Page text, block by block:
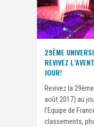
29ÈME
REVIVEZ
JOUR!
Revivez la
août 2017) au
l'Equipe de
classements,